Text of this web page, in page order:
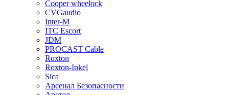
Cooper wheelock
CVGaudio
Inter-M
ITC Escort
JDM
PROCAST Cable
Roxton
Roxton-Inkel
Sica
Арсенал Безопасности